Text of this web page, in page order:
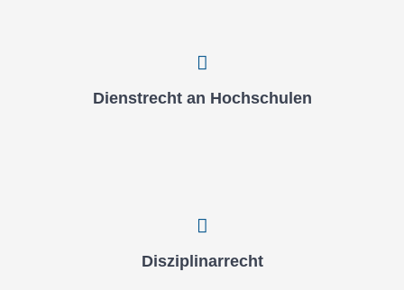
Dienst­recht an Hoch­schu­len
Dis­zi­pli­nar­recht